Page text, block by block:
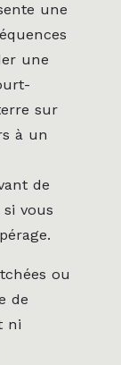
une
une
sur
à un
de
vous
ou
de
ni